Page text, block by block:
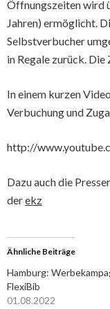
Öffnungszeiten wird
Jahren) ermöglicht.
Selbstverbucher
in Regale zurück.
In einem kurzen
Verbuchung und
http://
Dazu auch die
derekz
Ähnliche Beiträge
Hamburg:
FlexiBib
01.08.2022